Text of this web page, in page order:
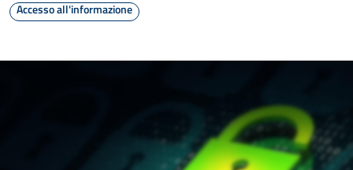
Accesso all'informazione